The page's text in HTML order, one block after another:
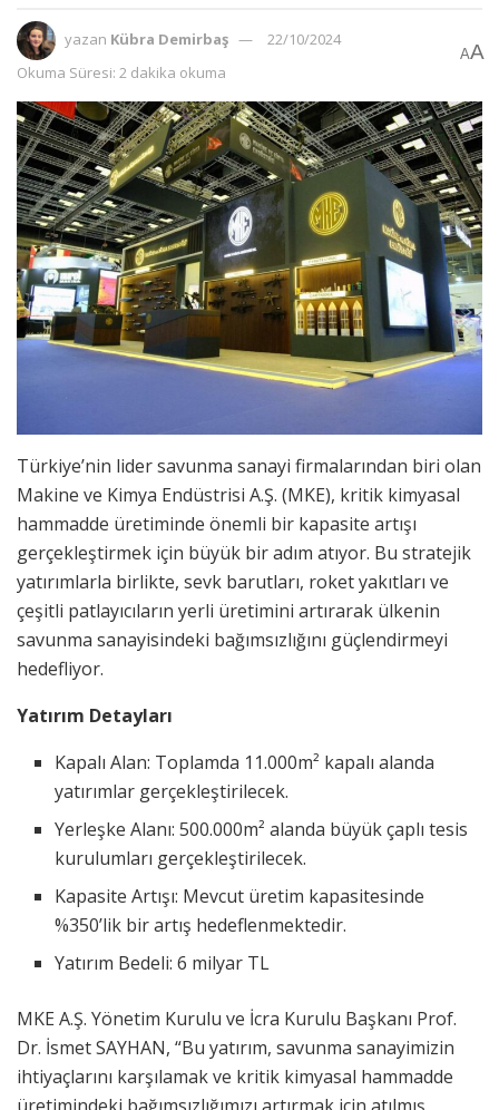
yazan Kübra Demirbaş
22/10/2024
Okuma Süresi: 2 dakika okuma
AA
Türkiye’nin lider savunma sanayi firmalarından biri olan
Makine ve Kimya Endüstrisi A.Ş. (MKE), kritik kimyasal
hammadde üretiminde önemli bir kapasite artışı
gerçekleştirmek için büyük bir adım atıyor. Bu stratejik
yatırımlarla birlikte, sevk barutları, roket yakıtları ve
çeşitli patlayıcıların yerli üretimini artırarak ülkenin
savunma sanayisindeki bağımsızlığını güçlendirmeyi
hedefliyor.
Yatırım Detayları
Kapalı Alan: Toplamda 11.000m² kapalı alanda
yatırımlar gerçekleştirilecek.
Yerleşke Alanı: 500.000m² alanda büyük çaplı tesis
kurulumları gerçekleştirilecek.
Kapasite Artışı: Mevcut üretim kapasitesinde
%350’lik bir artış hedeflenmektedir.
Yatırım Bedeli: 6 milyar TL
MKE A.Ş. Yönetim Kurulu ve İcra Kurulu Başkanı Prof.
Dr. İsmet SAYHAN, “Bu yatırım, savunma sanayimizin
ihtiyaçlarını karşılamak ve kritik kimyasal hammadde